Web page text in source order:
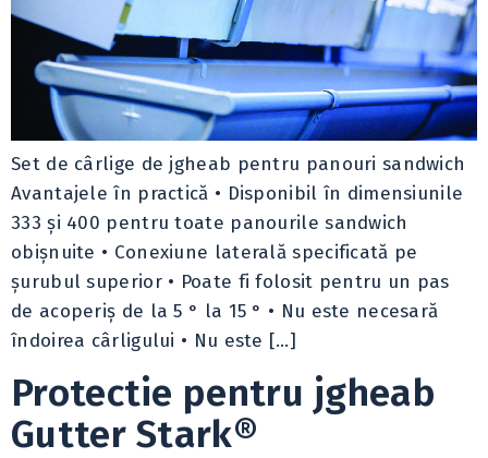
Set de cârlige de jgheab pentru panouri sandwich
Avantajele în practică • Disponibil în dimensiunile
333 și 400 pentru toate panourile sandwich
obișnuite • Conexiune laterală specificată pe
șurubul superior • Poate fi folosit pentru un pas
de acoperiș de la 5 ° la 15 ° • Nu este necesară
îndoirea cârligului • Nu este […]
Protectie pentru jgheab
Gutter Stark®